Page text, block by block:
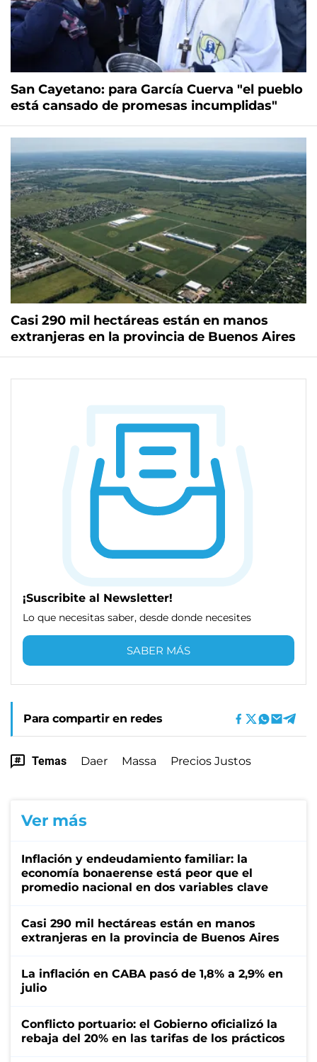
San Cayetano: para García Cuerva "el pueblo
está cansado de promesas incumplidas"
Casi 290 mil hectáreas están en manos
extranjeras en la provincia de Buenos Aires
¡Suscribite al Newsletter!
Lo que necesitas saber, desde donde necesites
SABER MÁS
Para compartir en redes
Temas Daer Massa Precios Justos
Ver más
Inflación y endeudamiento familiar: la
economía bonaerense está peor que el
promedio nacional en dos variables clave
Casi 290 mil hectáreas están en manos
extranjeras en la provincia de Buenos Aires
La inflación en CABA pasó de 1,8% a 2,9% en
julio
Conflicto portuario: el Gobierno oficializó la
rebaja del 20% en las tarifas de los prácticos